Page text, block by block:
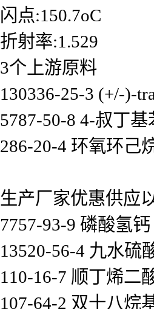
闪点:150.7oC
折射率:1.529
3个上游原料
130336-25-3 (+/-)-
5787-50-8 4-叔丁基
286-20-4 环氧环己
生产厂家优惠供应
7757-93-9 磷酸氢钙
13520-56-4 九水硫
110-16-7 顺丁烯二
107-64-2 双十八烷